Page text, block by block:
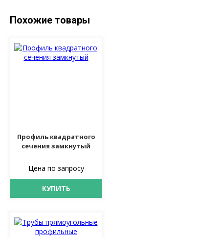
Похожие товары
Профиль квадратного
сечения замкнутый
Цена по запросу
КУПИТЬ